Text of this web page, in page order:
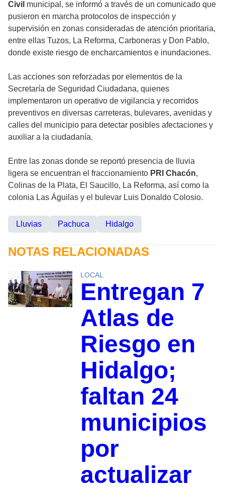
Civil municipal, se informó a través de un comunicado que
pusieron en marcha protocolos de inspección y
supervisión en zonas consideradas de atención prioritaria,
entre ellas Tuzos, La Reforma, Carboneras y Don Pablo,
donde existe riesgo de encharcamientos e inundaciones.
Las acciones son reforzadas por elementos de la
Secretaría de Seguridad Ciudadana, quienes
implementaron un operativo de vigilancia y recorridos
preventivos en diversas carreteras, bulevares, avenidas y
calles del municipio para detectar posibles afectaciones y
auxiliar a la ciudadanía.
Entre las zonas donde se reportó presencia de lluvia
ligera se encuentran el fraccionamiento PRI Chacón,
Colinas de la Plata, El Saucillo, La Reforma, así como la
colonia Las Águilas y el bulevar Luis Donaldo Colosio.
Lluvias Pachuca Hidalgo
NOTAS RELACIONADAS
LOCAL
Entregan 7
Atlas de
Riesgo en
Hidalgo;
faltan 24
municipios
por
actualizar